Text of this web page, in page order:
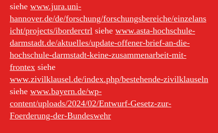
siehe www.jura.uni-
hannover.de/de/forschung/forschungsbereiche/einzelans
icht/projects/iborderctrl siehe www.asta-hochschule-
darmstadt.de/aktuelles/update-offener-brief-an-die-
hochschule-darmstadt-keine-zusammenarbeit-mit-
frontex siehe
www.zivilklausel.de/index.php/bestehende-zivilklauseln
siehe www.bayern.de/wp-
content/uploads/2024/02/Entwurf-Gesetz-zur-
Foerderung-der-Bundeswehr